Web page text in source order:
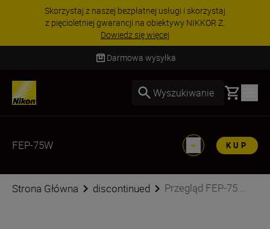
Skorzystaj z naszej bezpłatnej usługi i skorzystaj
z pięcioletniej gwarancji na obiektywy NIKKOR Z.
Dowiedz się więcej
Darmowa wysyłka
Wyszukiwanie Basket
FEP-75W KUP
Strona Główna discontinued Przegląd FEP-75...